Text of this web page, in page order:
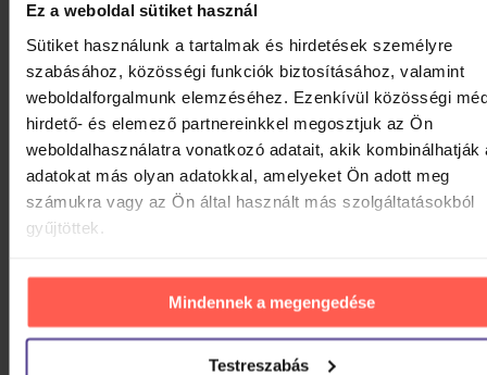
Ez a weboldal sütiket használ
Sütiket használunk a tartalmak és hirdetések személyre
szabásához, közösségi funkciók biztosításához, valamint
weboldalforgalmunk elemzéséhez. Ezenkívül közösségi
hirdető- és elemező partnereinkkel megosztjuk az Ön
weboldalhasználatra vonatkozó adatait, akik kombinálhatják
adatokat más olyan adatokkal, amelyeket Ön adott meg
számukra vagy az Ön által használt más szolgáltatásokból
gyűjtöttek.
Mindennek a megengedése
Testreszabás
Traktor: Jungle XXI
CD
Raktáron 5 230 Ft
HASONLÓ TERMÉKEK
Lehet, hogy tetszeni fog néhány további apróság is.
Vessen rá egy pillantást.